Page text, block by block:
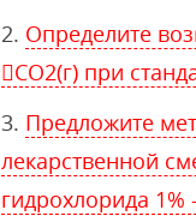
Определите
CO2(г) при
Предложите
лекарственной
гидрохлорида